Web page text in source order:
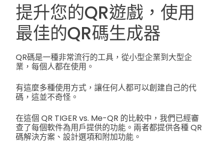
提升您的QR遊戲，使用
最佳的QR碼生成器
QR碼是一種非常流行的工具，從小型企業到大型企
業，每個人都在使用。
有這麼多種使用方式，讓任何人都可以創建自己的代
碼，這並不奇怪。
在這個 QR TIGER vs. Me-QR 的比較中，我們已經審
查了每個軟件為用戶提供的功能。兩者都提供各種 QR
碼解決方案、設計選項和附加功能。